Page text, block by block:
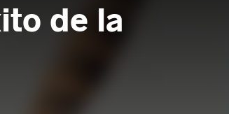
de la